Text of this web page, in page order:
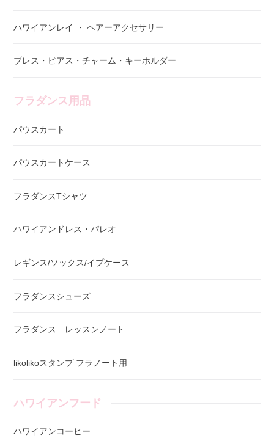
ハワイアンレイ ・ ヘアーアクセサリー
ブレス・ピアス・チャーム・キーホルダー
フラダンス用品
パウスカート
パウスカートケース
フラダンスTシャツ
ハワイアンドレス・パレオ
レギンス/ソックス/イプケース
フラダンスシューズ
フラダンス レッスンノート
likolikoスタンプ フラノート用
ハワイアンフード
ハワイアンコーヒー